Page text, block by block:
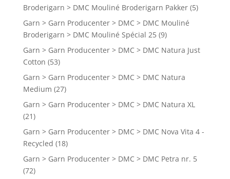
Broderigarn > DMC Mouliné Broderigarn Pakker (5)
Garn > Garn Producenter > DMC > DMC Mouliné
Broderigarn > DMC Mouliné Spécial 25 (9)
Garn > Garn Producenter > DMC > DMC Natura Just
Cotton (53)
Garn > Garn Producenter > DMC > DMC Natura
Medium (27)
Garn > Garn Producenter > DMC > DMC Natura XL
(21)
Garn > Garn Producenter > DMC > DMC Nova Vita 4 -
Recycled (18)
Garn > Garn Producenter > DMC > DMC Petra nr. 5
(72)